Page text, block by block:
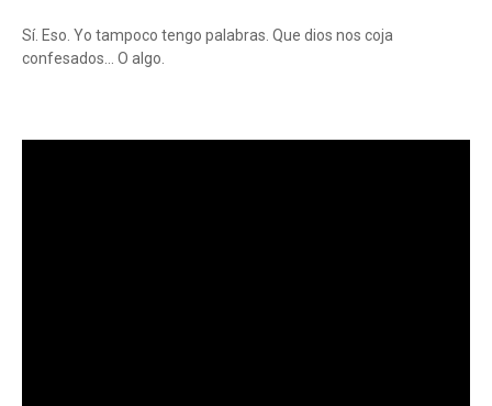
Sí. Eso. Yo tampoco tengo palabras. Que dios nos coja
confesados... O algo.